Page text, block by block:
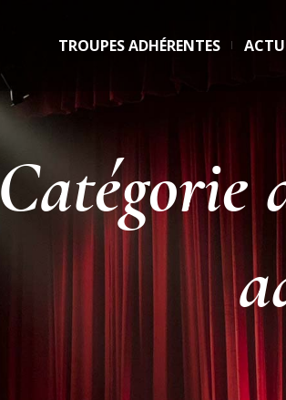
TROUPES ADHÉRENTES ACTU
Catégorie